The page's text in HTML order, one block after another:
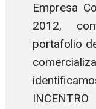
Empresa
2012,
portafolio